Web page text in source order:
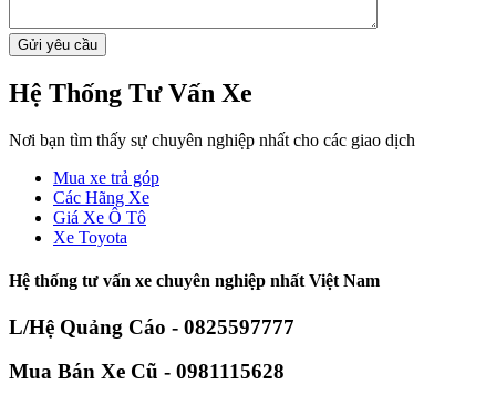
Hệ Thống Tư Vấn Xe
Nơi bạn tìm thấy sự chuyên nghiệp nhất cho các giao dịch
Mua xe trả góp
Các Hãng Xe
Giá Xe Ô Tô
Xe Toyota
Hệ thống tư vấn xe chuyên nghiệp nhất Việt Nam
L/Hệ Quảng Cáo - 0825597777
Mua Bán Xe Cũ - 0981115628